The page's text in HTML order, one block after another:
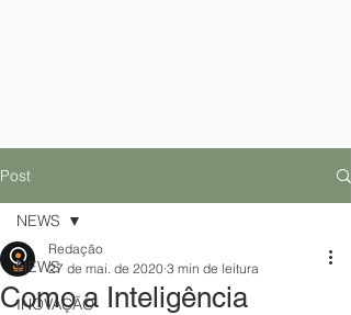
Post
NEWS
INOVAÇÃO
NEWS
Como a Inteligência
Redação
27 de mai. de 2020 3 min de leitura